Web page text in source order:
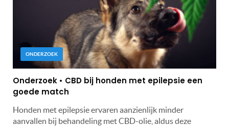
ONDERZOEK
Onderzoek • CBD bij honden met epilepsie een
goede match
Honden met epilepsie ervaren aanzienlijk minder
aanvallen bij behandeling met CBD-olie, aldus deze